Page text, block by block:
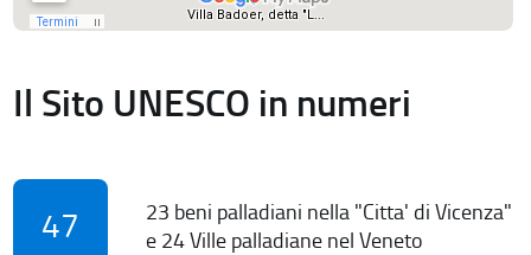
Il Sito UNESCO in numeri
47
23 beni palladiani nella "Citta' di Vicenza"
e 24 Ville palladiane nel Veneto